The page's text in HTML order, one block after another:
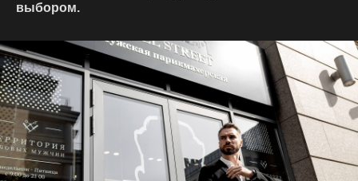
выбором.